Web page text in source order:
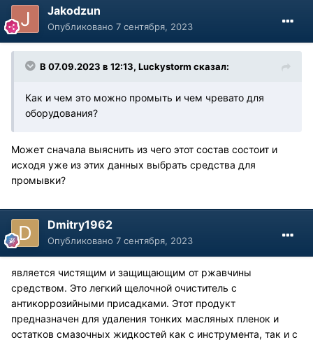
Jakodzun
Опубликовано 7 сентября, 2023
В 07.09.2023 в 12:13, Luckystorm сказал:
Как и чем это можно промыть и чем чревато для
оборудования?
Может сначала выяснить из чего этот состав состоит и
исходя уже из этих данных выбрать средства для
промывки?
Dmitry1962
Опубликовано 7 сентября, 2023
является чистящим и защищающим от ржавчины
средством. Это легкий щелочной очиститель с
антикоррозийными присадками. Этот продукт
предназначен для удаления тонких масляных пленок и
остатков смазочных жидкостей как с инструмента, так и с